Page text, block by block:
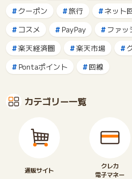
クーポン
旅行
ネット
コスメ
PayPay
ファッ
楽天経済圏
楽天市場
Pontaポイント
回線
カテゴリー一覧
通販サイト
クレカ
電子マネー